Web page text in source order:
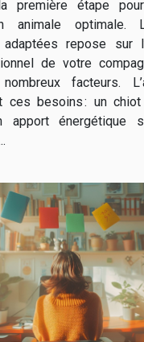
première étape
animale
repose sur
de votre
facteurs.
ces besoins : un
apport énergétique